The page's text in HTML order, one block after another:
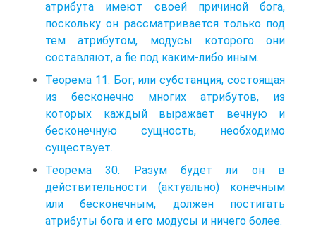
атрибута имеют своей причиной бога,
поскольку он рассматривается только под
тем атрибутом, модусы которого они
составляют, а fie под каким-либо иным.
Теорема 11. Бог, или субстанция, состоящая
из бесконечно многих атрибутов, из
которых каждый выражает вечную и
бесконечную сущность, необходимо
существует.
Теорема 30. Разум будет ли он в
действительности (актуально) конечным
или бесконечным, должен постигать
атрибуты бога и его модусы и ничего более.